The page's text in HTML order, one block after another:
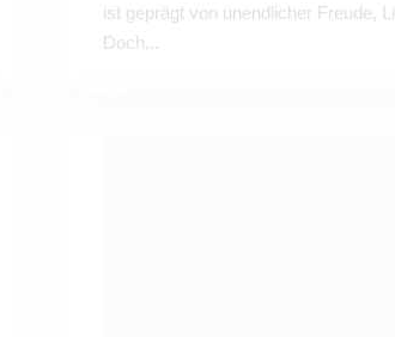
ist geprägt von unendlicher Freude,
Doch...